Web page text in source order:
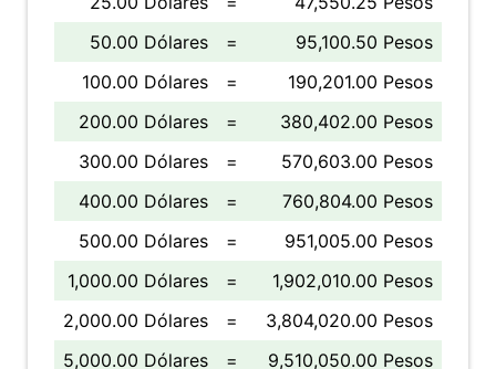
50.00 Dólares
=
95,100.50 Pesos
100.00 Dólares
=
190,201.00 Pesos
200.00 Dólares
=
380,402.00 Pesos
300.00 Dólares
=
570,603.00 Pesos
400.00 Dólares
=
760,804.00 Pesos
500.00 Dólares
=
951,005.00 Pesos
1,000.00 Dólares
=
1,902,010.00 Pesos
2,000.00 Dólares
=
3,804,020.00 Pesos
5,000.00 Dólares
= 9,510,050.00 Pesos